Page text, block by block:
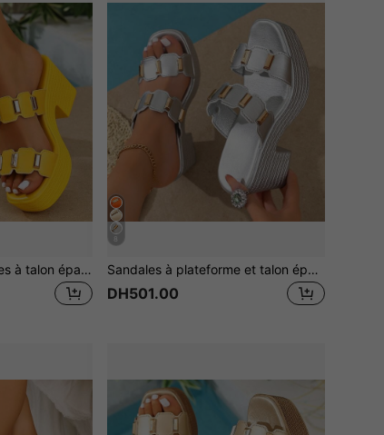
Sandales pour femmes à talon épais blanc et plateforme avec décoration de clous métalliques dorés, essentiel de vacances, sangle croisée, 2026 bohème métal maximaliste Sandales à plateforme et talon épais blanches pour femmes avec clous métalliques dorés et sangles croisées, essentiel pour les vacances, style bohème 2026, maximalisme métallique
DH501.00